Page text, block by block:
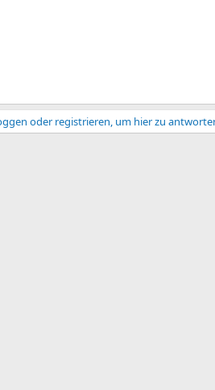
oder registrieren, um hier zu